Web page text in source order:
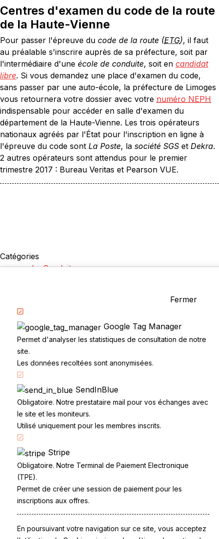
Centres d'examen du code de la route
de la Haute-Vienne
Pour passer l'épreuve du code de la route (ETG), il faut
au préalable s'inscrire auprès de sa préfecture, soit par
l'intermédiaire d'une école de conduite, soit en candidat
libre. Si vous demandez une place d'examen du code,
sans passer par une auto-école, la préfecture de Limoges
vous retournera votre dossier avec votre numéro NEPH
indispensable pour accéder en salle d'examen du
département de la Haute-Vienne. Les trois opérateurs
nationaux agréés par l'État pour l'inscription en ligne à
l'épreuve du code sont La Poste, la société SGS et Dekra.
2 autres opérateurs sont attendus pour le premier
trimestre 2017 : Bureau Veritas et Pearson VUE.
Catégories
La Conduite
Accueil
Code de la route
Partenaires
CandidatLibre.net
Conditions générales
Contact
Le Permis
Examen du permis
La Conduite
Questions fréquentes
Fermer
Google Tag Manager
Permet d'analyser les statistiques de consultation de notre
site.
Les données recoltées sont anonymisées.
SendInBlue
Obligatoire. Notre prestataire mail pour vos échanges avec
le site et les moniteurs.
Utilisé uniquement pour les membres inscrits.
Stripe
Obligatoire. Notre Terminal de Paiement Electronique
(TPE).
Permet de créer une session de paiement pour les
inscriptions aux offres.
En poursuivant votre navigation sur ce site, vous acceptez